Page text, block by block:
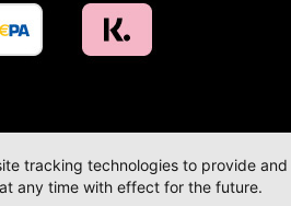
tracking technologies to provide
any time with effect for the future.